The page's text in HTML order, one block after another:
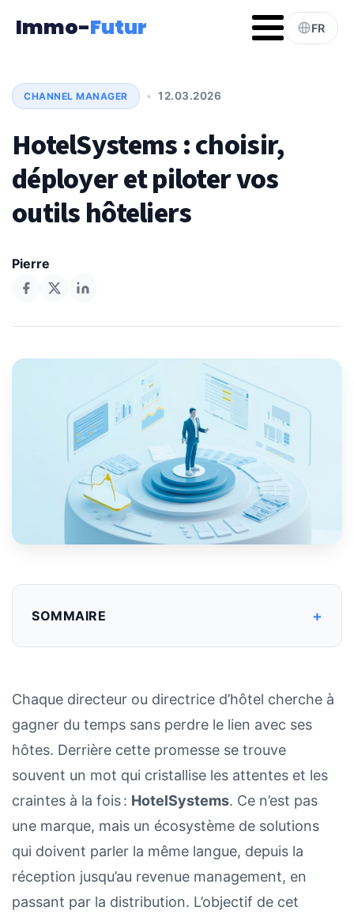
Immo-Futur FR
CHANNEL MANAGER • 12.03.2026
HotelSystems : choisir,
déployer et piloter vos
outils hôteliers
Pierre
SOMMAIRE +
Chaque directeur ou directrice d’hôtel cherche à
gagner du temps sans perdre le lien avec ses
hôtes. Derrière cette promesse se trouve
souvent un mot qui cristallise les attentes et les
craintes à la fois : HotelSystems. Ce n’est pas
une marque, mais un écosystème de solutions
qui doivent parler la même langue, depuis la
réception jusqu’au revenue management, en
passant par la distribution. L’objectif de cet